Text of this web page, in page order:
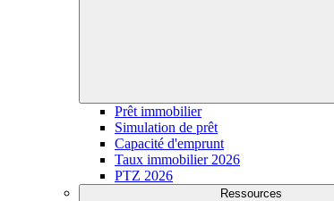
Prêt immobilier
Simulation de prêt
Capacité d'emprunt
Taux immobilier 2026
PTZ 2026
Ressources